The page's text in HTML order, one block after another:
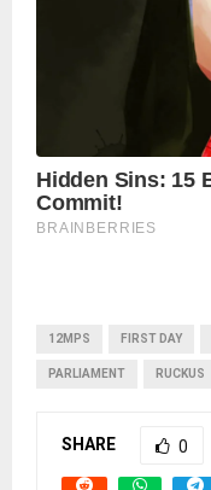
12MPS FIRST DAY
PARLIAMENT RUCKUS
SHARE 0